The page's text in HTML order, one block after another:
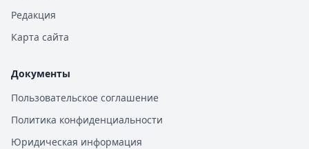
Редакция
Карта сайта
Документы
Пользовательское соглашение
Политика конфиденциальности
Юридическая информация